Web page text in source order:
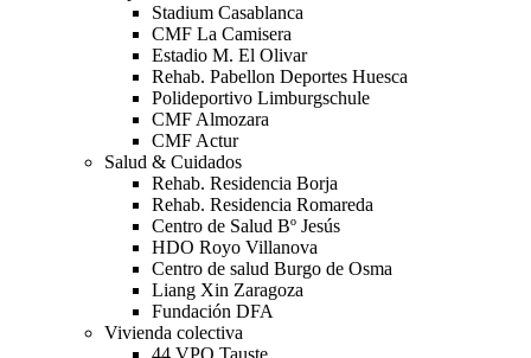
Stadium Casablanca
CMF La Camisera
Estadio M. El Olivar
Rehab. Pabellon Deportes Huesca
Polideportivo Limburgschule
CMF Almozara
CMF Actur
Salud & Cuidados
Rehab. Residencia Borja
Rehab. Residencia Romareda
Centro de Salud Bº Jesús
HDO Royo Villanova
Centro de salud Burgo de Osma
Liang Xin Zaragoza
Fundación DFA
Vivienda colectiva
44 VPO Tauste